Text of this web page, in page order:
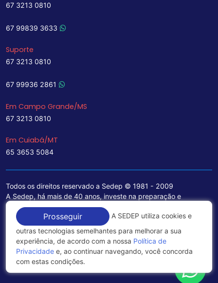
67 3213 0810
67 99839 3633
Suporte
67 3213 0810
67 99936 2861
Em Campo Grande/MS
67 3213 0810
Em Cuiabá/MT
65 3653 5084
Todos os direitos reservado a Sedep © 1981 - 2009
A Sedep, há mais de 40 anos, investe na preparação e
treinamento de funcionários e na aquisição de tecnologia de
ponta para a ampliação de seu portfólio de serviços voltados
para a área jurídica, que contemplam informações seguras e
excelentes soluções empresariais.
Política de Privacidade
Prosseguir
A SEDEP utiliza cookies e
outras tecnologias semelhantes para melhorar a sua
experiência, de acordo com a nossa Política de
Privacidade e, ao continuar navegando, você concorda
com estas condições.